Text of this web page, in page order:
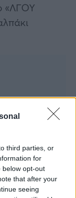
third parties, or
for
below opt-out
that after your
seeing
«ΛΓΟΥ